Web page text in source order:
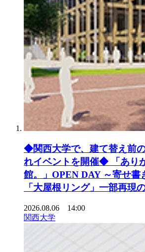
◆関西大学で、建て替え前
れイベントを開催◆ 「あり
館。」OPEN DAY ～寄せ書
「大屋根リング」一部再現
2026.08.06 14:00
関西大学